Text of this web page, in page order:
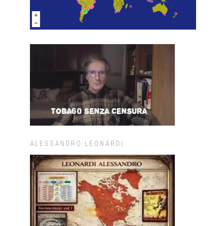
ALESSANDRO LEONARDI